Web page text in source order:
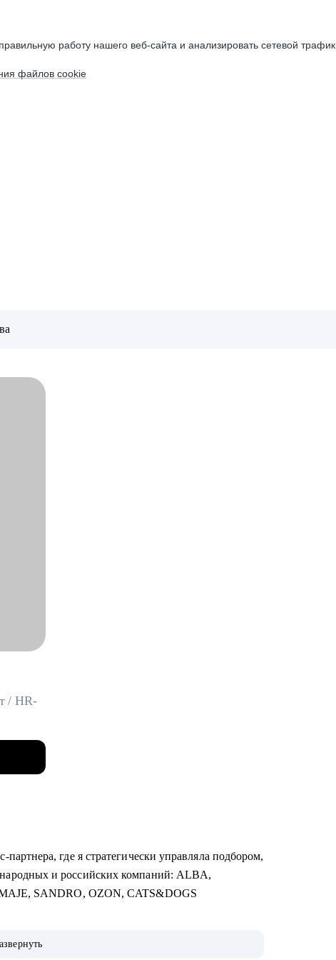
работу нашего веб-сайта и анализировать сетевой трафик.
файлов cookie
/ HR-
где я стратегически управляла подбором,
и российских компаний: ALBA,
SANDRO, OZON, CATS&DOGS
Бухгалтерия и Финансы, Отели / Рестораны /